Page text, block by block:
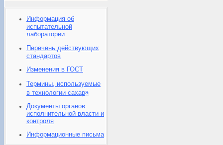
Информация об
испытательной
лаборатории
Перечень действующих
стандартов
Изменения в ГОСТ
Термины, используемые
в технологии сахара
Документы органов
исполнительной власти и
контроля
Информационные письма